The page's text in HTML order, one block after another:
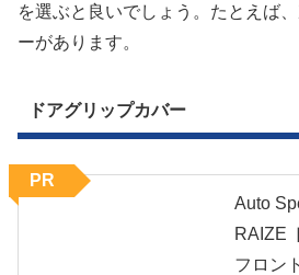
を選ぶと良いでしょう。たとえば
ーがあります。
ドアグリップカバー
Auto
RAIZE
フロン
PR